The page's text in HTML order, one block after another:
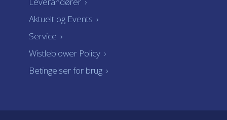
Aktuelt og Events ›
Service ›
Wistleblower Policy ›
Betingelser for brug ›